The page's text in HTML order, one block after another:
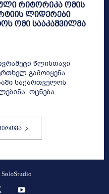
რიტორიკა ომის
ლიდერები
ომი სააკაშვილმა
წლისთავი
გამოიყენა
საქართველოს
ოცნება...
SoloStudio